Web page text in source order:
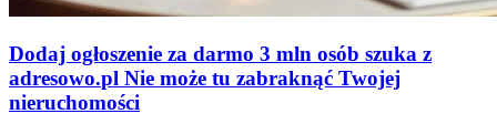
Dodaj ogłoszenie za darmo 3 mln osób szuka z
adresowo.pl Nie może tu zabraknąć Twojej
nieruchomości